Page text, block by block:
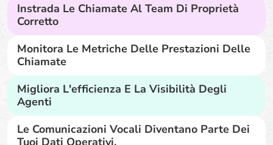
Instrada Le Chiamate Al Team Di Proprietà
Corretto
Monitora Le Metriche Delle Prestazioni Delle
Chiamate
Migliora L'efficienza E La Visibilità Degli
Agenti
Le Comunicazioni Vocali Diventano Parte Dei
Tuoi Dati Operativi.